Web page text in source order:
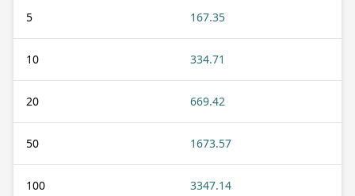
5 167.35
10 334.71
20 669.42
50 1673.57
100 3347.14